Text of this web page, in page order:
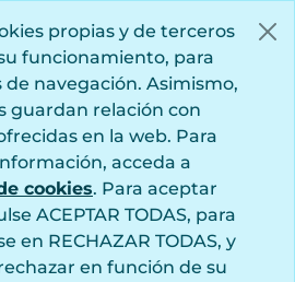
propias y de terceros
funcionamiento, para
navegación. Asimismo,
guardan relación con
en la web. Para
acceda a
cookies. Para aceptar
ACEPTAR TODAS, para
en RECHAZAR TODAS, y
en función de su